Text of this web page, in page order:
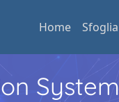
Home Sfoglia
System